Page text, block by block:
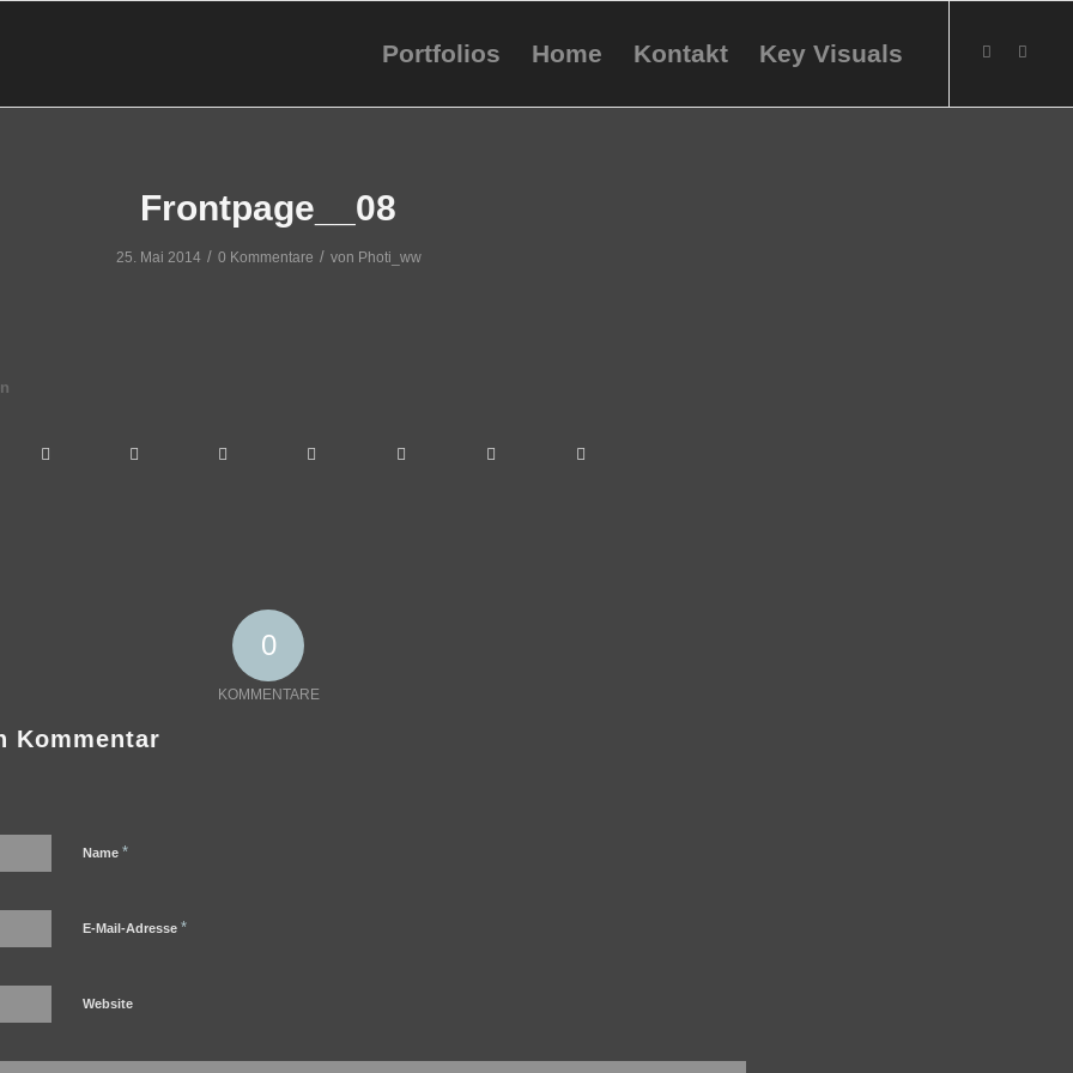
Portfolios Home Kontakt Key Visuals
Frontpage__08
25. Mai 2014 / 0 Kommentare / von Photi_ww
0
KOMMENTARE
Kommentar
Name *
E-Mail-Adresse *
Website